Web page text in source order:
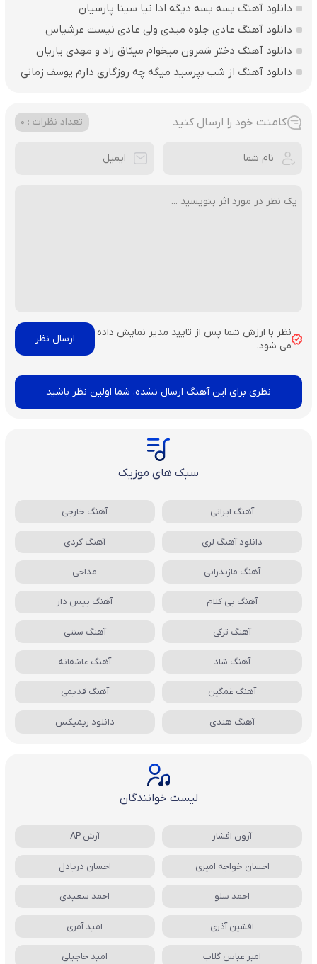
دانلود آهنگ بسه بسه دیگه ادا نیا سینا پارسیان
دانلود آهنگ عادی جلوه میدی ولی عادی نیست عرشیاس
دانلود آهنگ دختر شمرون میخوام میثاق راد و مهدی یاریان
دانلود آهنگ از شب بپرسید میگه چه روزگاری دارم یوسف زمانی
کامنت خود را ارسال کنید تعداد نظرات : 0
نظر با ارزش شما پس از تایید مدیر نمایش داده
می شود.
نظری برای این آهنگ ارسال نشده، شما اولین نظر باشید
سبک های موزیک
آهنگ ایرانی آهنگ خارجی
دانلود آهنگ لری آهنگ کردی
آهنگ مازندرانی مداحی
آهنگ بی کلام آهنگ بیس دار
آهنگ ترکی آهنگ سنتی
آهنگ شاد آهنگ عاشقانه
آهنگ غمگین آهنگ قدیمی
آهنگ هندی دانلود ریمیکس
لیست خوانندگان
آرون افشار آرش AP
احسان خواجه امیری احسان دریادل
احمد سلو احمد سعیدی
افشین آذری امید آمری
امیر عباس گلاب امید حاجیلی